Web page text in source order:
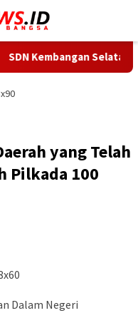
Selatan 01 Jakarta Barat
yang Telah
Pilkada 100
Dalam Negeri